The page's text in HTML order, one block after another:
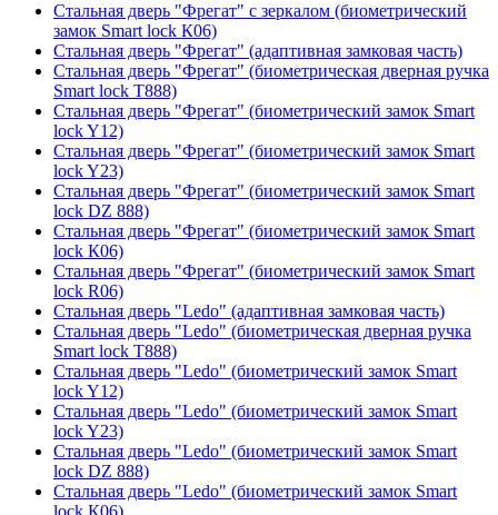
Стальная дверь "Фрегат" с зеркалом (биометрический
замок Smart lock К06)
Стальная дверь "Фрегат" (адаптивная замковая часть)
Стальная дверь "Фрегат" (биометрическая дверная ручка
Smart lock T888)
Стальная дверь "Фрегат" (биометрический замок Smart
lock Y12)
Стальная дверь "Фрегат" (биометрический замок Smart
lock Y23)
Стальная дверь "Фрегат" (биометрический замок Smart
lock DZ 888)
Стальная дверь "Фрегат" (биометрический замок Smart
lock К06)
Стальная дверь "Фрегат" (биометрический замок Smart
lock R06)
Стальная дверь "Ledo" (адаптивная замковая часть)
Стальная дверь "Ledo" (биометрическая дверная ручка
Smart lock T888)
Стальная дверь "Ledo" (биометрический замок Smart
lock Y12)
Стальная дверь "Ledo" (биометрический замок Smart
lock Y23)
Стальная дверь "Ledo" (биометрический замок Smart
lock DZ 888)
Стальная дверь "Ledo" (биометрический замок Smart